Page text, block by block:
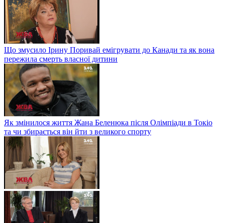
Що змусило Ірину Поривай емігрувати до Канади та як вона
пережила смерть власної дитини
Як змінилося життя Жана Беленюка після Олімпіади в Токіо
та чи збирається він йти з великого спорту